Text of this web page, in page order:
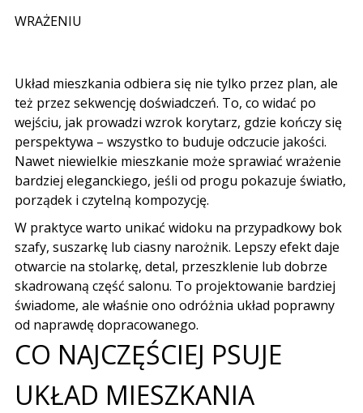
WRAŻENIU
Układ mieszkania odbiera się nie tylko przez plan, ale
też przez sekwencję doświadczeń. To, co widać po
wejściu, jak prowadzi wzrok korytarz, gdzie kończy się
perspektywa – wszystko to buduje odczucie jakości.
Nawet niewielkie mieszkanie może sprawiać wrażenie
bardziej eleganckiego, jeśli od progu pokazuje światło,
porządek i czytelną kompozycję.
W praktyce warto unikać widoku na przypadkowy bok
szafy, suszarkę lub ciasny narożnik. Lepszy efekt daje
otwarcie na stolarkę, detal, przeszklenie lub dobrze
skadrowaną część salonu. To projektowanie bardziej
świadome, ale właśnie ono odróżnia układ poprawny
od naprawdę dopracowanego.
CO NAJCZĘŚCIEJ PSUJE
UKŁAD MIESZKANIA